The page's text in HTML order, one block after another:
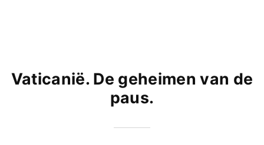
Vaticanië. De geheimen van de
paus.